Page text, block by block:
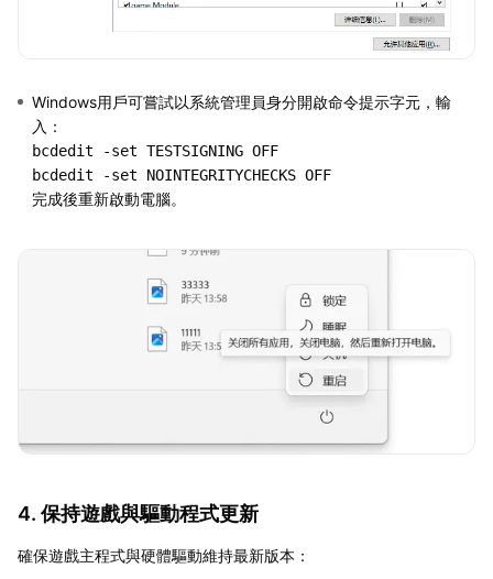
Windows用戶可嘗試以系統管理員身分開啟命令提示字元，輸
入：
bcdedit -set TESTSIGNING OFF
完成後重新啟動電腦。
4. 保持遊戲與驅動程式更新
確保遊戲主程式與硬體驅動維持最新版本：